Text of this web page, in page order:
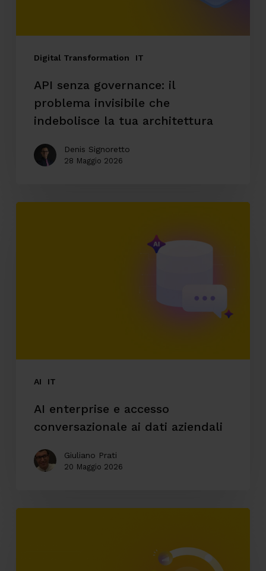
Digital Transformation IT
la
API senza governance: il
problema invisibile che
indebolisce la tua architettura
Denis Signoretto
28 Maggio 2026
AI IT
AI enterprise e accesso
conversazionale ai dati aziendali
Giuliano Prati
20 Maggio 2026